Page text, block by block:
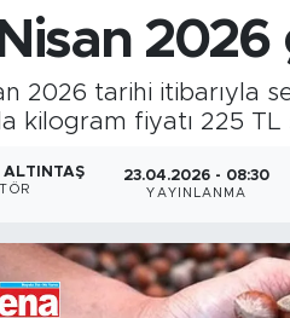
2026
2026 tarihi itibarıyla
kilogram fiyatı 225 TL
ALTINTAŞ 23.04.2026 - 08:30
YAYINLANMA
ve Fikstür